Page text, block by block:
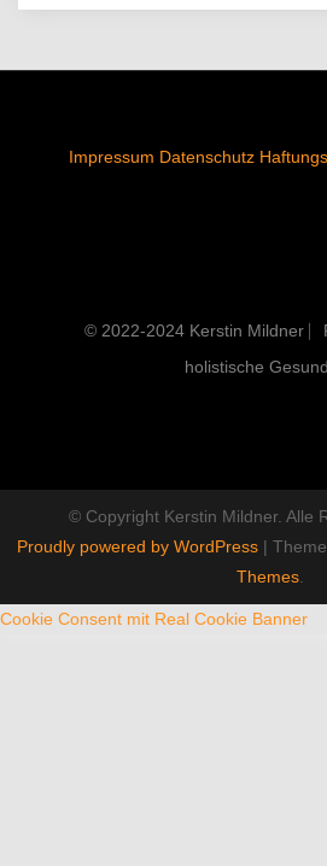
Impressum Datenschutz
© 2022-2024 Kerstin Mildner
holistische
© Copyright Kerstin Mildner. Alle
Proudly powered by WordPress |
Themes.
Cookie Consent mit Real Cookie Banner